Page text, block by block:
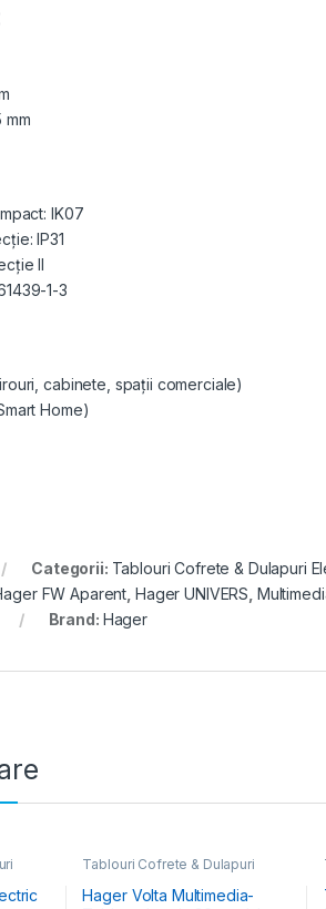
mm
IK07
IP31
II
1-3
cabinete, spații comerciale)
Home)
Categorii: Tablouri Cofrete & Dulapuri
FW Aparent, Hager UNIVERS,
Brand: Hager
Tablouri Cofrete & Dulapuri
Tablouri Electrice
Hibrid & Multimedia
Hager Volta Multimedia-